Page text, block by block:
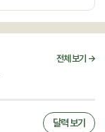
전체 보기 →
달력 보기